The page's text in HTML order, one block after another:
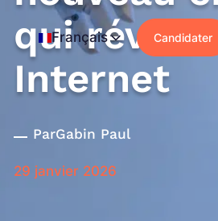
Français Candidater
qui
Internet
ParGabin Paul
29 janvier 2026